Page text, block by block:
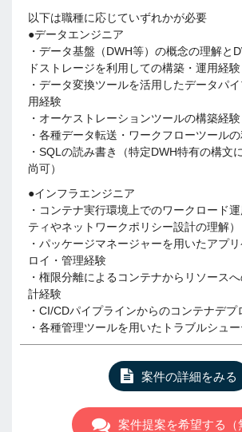
以下は職種に応じていずれかが必要
●データエンジニア
・データ基盤（DWH等）の概念の理解と
ドストレージを利用しての構築・運用経験
・データ変換ツールを活用したデータパ
用経験
・オーケストレーションツールの構築経験
・各種データ転送・ワークフローツール
・SQLの読み書き（特定DWH特有の構文
尚可）
●インフラエンジニア
・コンテナ実行環境上でのワークロード
ティやネットワークポリシー設計の理解）
・パッケージマネージャーを用いたアプ
ロイ・管理経験
・権限分離によるコンテナからリソース
計経験
・CI/CDパイプラインからのコンテナデ
・各種管理ツールを用いたトラブルシュ
案件の詳細をみる
案件提案を希望する（